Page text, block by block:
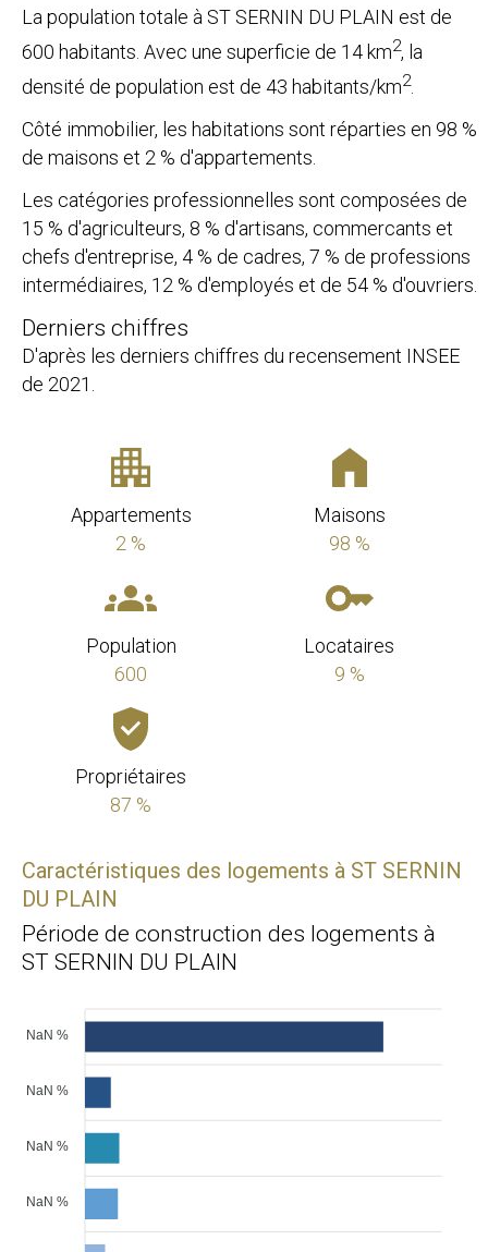
La population totale à ST SERNIN DU PLAIN est de
600 habitants. Avec une superficie de 14 km2, la
densité de population est de 43 habitants/km2.
Côté immobilier, les habitations sont réparties en 98 %
de maisons et 2 % d'appartements.
Les catégories professionnelles sont composées de
15 % d'agriculteurs, 8 % d'artisans, commercants et
chefs d'entreprise, 4 % de cadres, 7 % de professions
intermédiaires, 12 % d'employés et de 54 % d'ouvriers.
Derniers chiffres
D'après les derniers chiffres du recensement INSEE
de 2021.
Appartements
2 %
Maisons
98 %
Population
600
Locataires
9 %
Propriétaires
87 %
Caractéristiques des logements à ST SERNIN
DU PLAIN
Période de construction des logements à
ST SERNIN DU PLAIN
NaN %
NaN %
NaN %
NaN %